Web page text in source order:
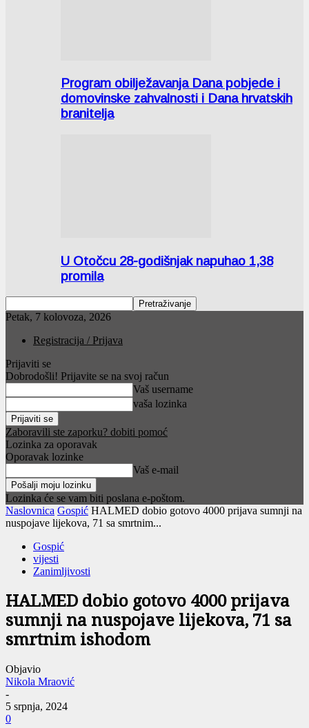
Program obilježavanja Dana pobjede i
domovinske zahvalnosti i Dana hrvatskih
branitelja
U Otočcu 28-godišnjak napuhao 1,38
promila
Petak, 7 kolovoza, 2026
Registracija / Prijava
Prijaviti se
Dobrodošli! Prijavite se na svoj račun
Vaš username
vaša lozinka
Zaboravili ste zaporku? dobiti pomoć
Lozinka za oporavak
Oporavak lozinke
Vaš e-mail
Lozinka će se vam biti poslana e-poštom.
Naslovnica Gospić HALMED dobio gotovo 4000 prijava sumnji na
nuspojave lijekova, 71 sa smrtnim...
Gospić
vijesti
Zanimljivosti
HALMED dobio gotovo 4000 prijava
sumnji na nuspojave lijekova, 71 sa
smrtnim ishodom
Objavio
Nikola Mraović
-
5 srpnja, 2024
0